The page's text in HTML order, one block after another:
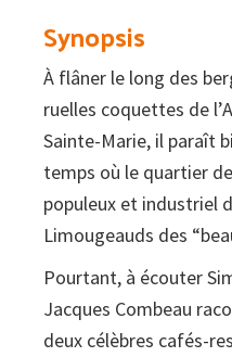
Synopsis
À flâner le long des
ruelles coquettes de
Sainte-Marie, il paraît
temps où le quartier
populeux et industriel
Limougeauds des
Pourtant, à écouter
Jacques Combeau
deux célèbres cafés-